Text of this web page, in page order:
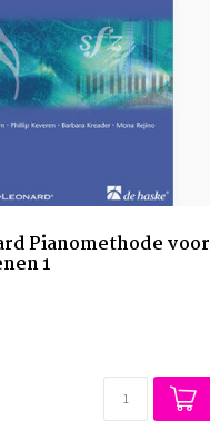
Pianomethode voor
1